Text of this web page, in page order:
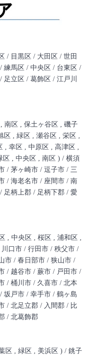
/ 目黒区 / 大田区 / 世田
練馬区 / 中央区 / 台東区 /
立区 / 葛飾区 / 江戸川
南区 , 保土ヶ谷区 , 磯子
区 , 緑区 , 瀬谷区 , 栄区 ,
, 幸区 , 中原区 , 高津区 ,
, 中央区 , 南区 ) / 横須
/ 茅ヶ崎市 / 逗子市 / 三
/ 海老名市 / 座間市 / 南
足柄上郡 / 足柄下郡 / 愛
, 中央区 , 桜区 , 浦和区 ,
口市 / 行田市 / 秩父市 /
市 / 春日部市 / 狭山市 /
/ 越谷市 / 蕨市 / 戸田市 /
/ 桶川市 / 久喜市 / 北本
坂戸市 / 幸手市 / 鶴ヶ島
/ 北足立郡 / 入間郡 / 比
/ 北葛飾郡
区 , 緑区 , 美浜区 ) / 銚子